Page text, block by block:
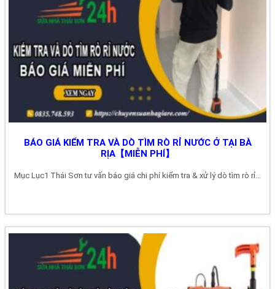
BÁO GIÁ KIỂM TRA VÀ DÒ TÌM RÒ RỈ NƯỚC Ở TẠI BÀ
RỊA【MIỄN PHÍ】
Mục Lục1 Thái Sơn tư vấn báo giá chi phí kiểm tra & xử lý dò tìm rò rỉ...